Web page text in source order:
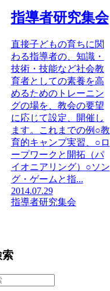
指導者研究集会
直接子どもの育ちに関
わる指導者の、知識・
技術・技能など社会教
育者としての素養を高
めるためのトレーニン
グの場を、教会の要望
に応じて設定、開催し
ます。これまでの例○教
育的キャンプ実習、○ロ
ープワークと開拓（パ
イオニアリング）○ソン
グ・ゲームと指...
2014.07.29
指導者研究集会
索